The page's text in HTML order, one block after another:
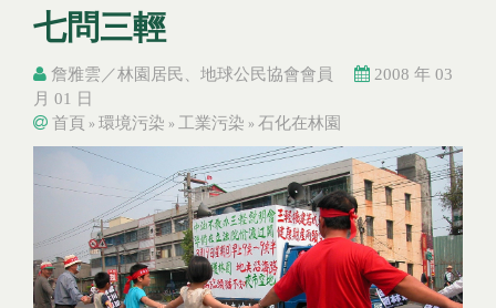
七問三輕
詹雅雲／林園居民、地球公民協會會員
2008 年 03
月 01 日
您在這裡
首頁 » 環境污染 » 工業污染 » 石化在林園
您在這裡